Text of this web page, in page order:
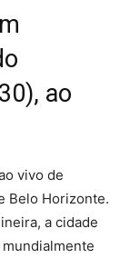
ao
vivo de
Belo Horizonte.
a cidade